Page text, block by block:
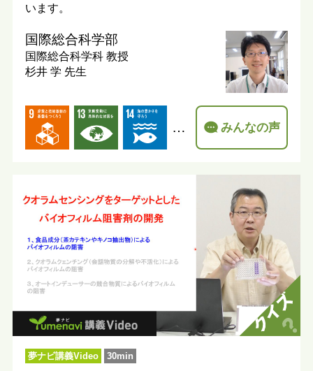
います。
国際総合科学部
国際総合科学科 教授
杉井 学 先生
… みんなの声
夢ナビ講義Video 30min